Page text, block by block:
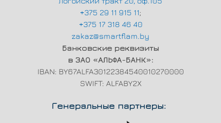
+375 29 11 915 11;
+375 17 318 46 40
zakaz@smartflam.by
Банковские реквизиты
в ЗАО «АЛЬФА-БАНК»:
IBAN: BY67ALFA30122384540010270000
SWIFT: ALFABY2X
Генеральные партнеры: